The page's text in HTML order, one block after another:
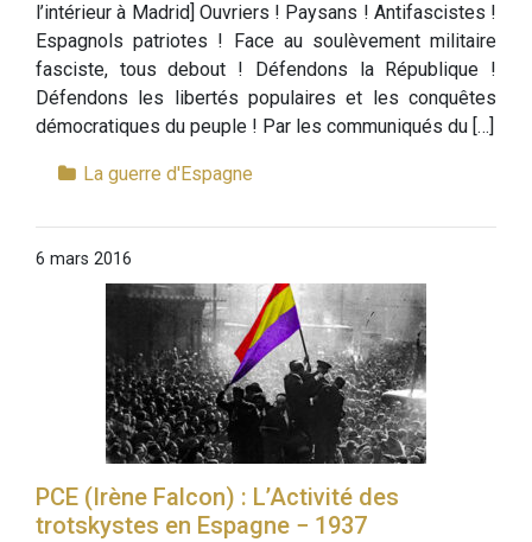
l’intérieur à Madrid] Ouvriers ! Paysans ! Antifascistes !
Espagnols patriotes ! Face au soulèvement militaire
fasciste, tous debout ! Défendons la République !
Défendons les libertés populaires et les conquêtes
démocratiques du peuple ! Par les communiqués du […]
La guerre d'Espagne
6 mars 2016
PCE (Irène Falcon) : L’Activité des
trotskystes en Espagne − 1937